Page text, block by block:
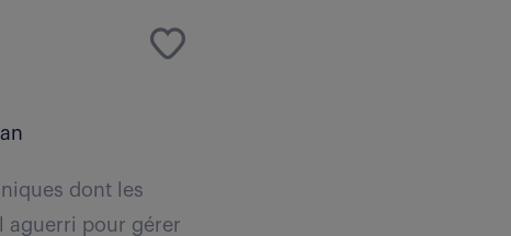
dont les
aguerri pour gérer